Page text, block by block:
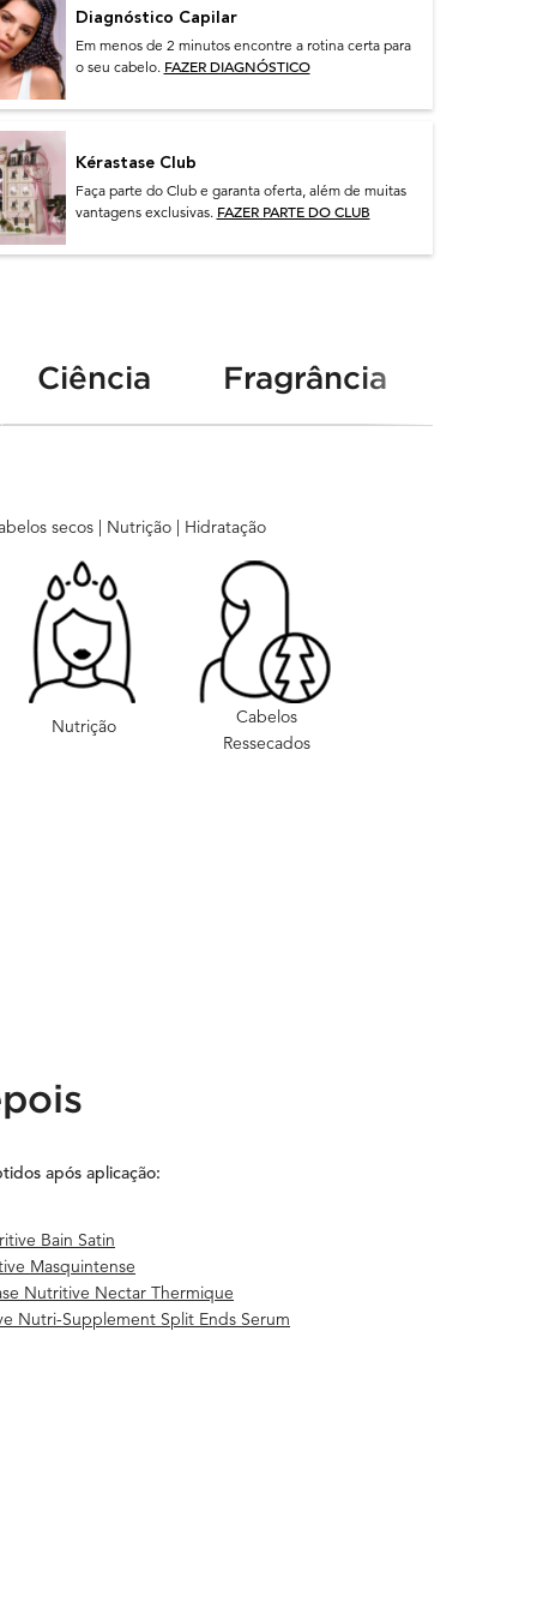
Diagnóstico Capilar
Em menos de 2 minutos encontre a rotina certa para
o seu cabelo. FAZER DIAGNÓSTICO
Kérastase Club
Faça parte do Club e garanta oferta, além de muitas
vantagens exclusivas. FAZER PARTE DO CLUB
Ciência Fragrância
secos | Nutrição | Hidratação
Nutrição
Cabelos
Ressecados
após aplicação:
Bain Satin
Masquintense
Nutritive Nectar Thermique
Nutri-Supplement Split Ends Serum